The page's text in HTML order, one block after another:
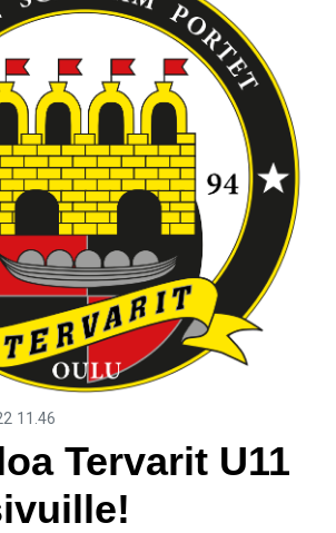
11.46
Tervarit U11